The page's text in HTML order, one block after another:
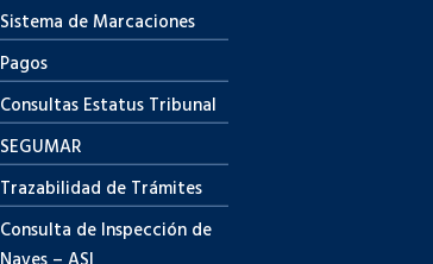
Sistema de Marcaciones
Pagos
Consultas Estatus Tribunal
SEGUMAR
Trazabilidad de Trámites
Consulta de Inspección de